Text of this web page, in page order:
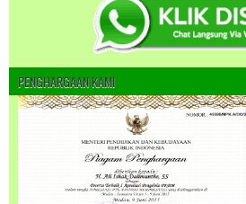
PENGHARGAAN KAMI